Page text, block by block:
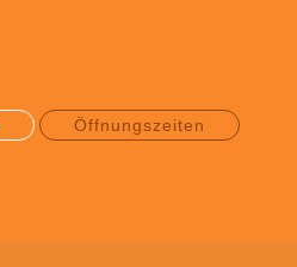
Öffnungszeiten